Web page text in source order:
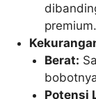
premium.
Berat:
Potensi